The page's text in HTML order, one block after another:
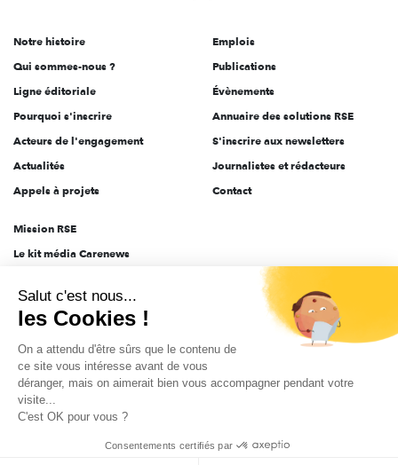
l'engagement
Notre histoire
Qui sommes-nous ?
Ligne éditoriale
Pourquoi s'inscrire
Acteurs de l'engagement
Actualités
Appels à projets
Emplois
Publications
Évènements
Annuaire des solutions RSE
S'inscrire aux newsletters
Journalistes et rédacteurs
Contact
Mission RSE
Le kit média Carenews
AEF info
Novethic
PRODURABLE
Inclusiv Day
Données personnelles Mentions légales 2025-2026 Tout droits réservés
Salut c'est nous...
les Cookies !
On a attendu d'être sûrs que le contenu de
ce site vous intéresse avant de vous
déranger, mais on aimerait bien vous accompagner pendant votre
visite...
C'est OK pour vous ?
Consentements certifiés par